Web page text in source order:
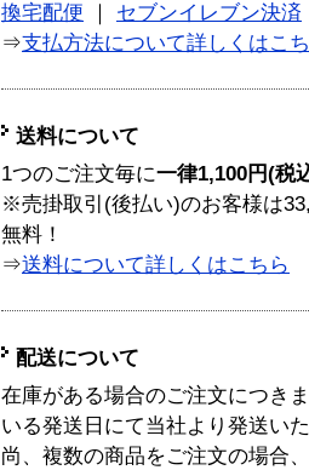
換宅配便
セブンイレブン決済
⇒支払方法について詳しくはこ
送料について
1つのご注文毎に一律1,100円(税
※売掛取引(後払い)のお客様は
無料！
⇒送料について詳しくはこちら
配送について
在庫がある場合のご注文につき
いる発送日にて当社より発送い
尚、複数の商品をご注文の場合